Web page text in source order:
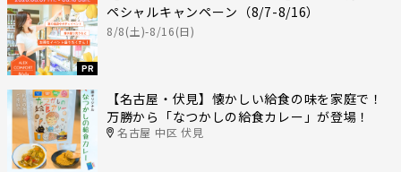
PR
ペシャルキャンペーン（8/7-8/16）
8/8(土)-8/16(日)
【名古屋・伏見】懐かしい給食の味を家庭で！
万勝から「なつかしの給食カレー」が登場！
名古屋 中区 伏見